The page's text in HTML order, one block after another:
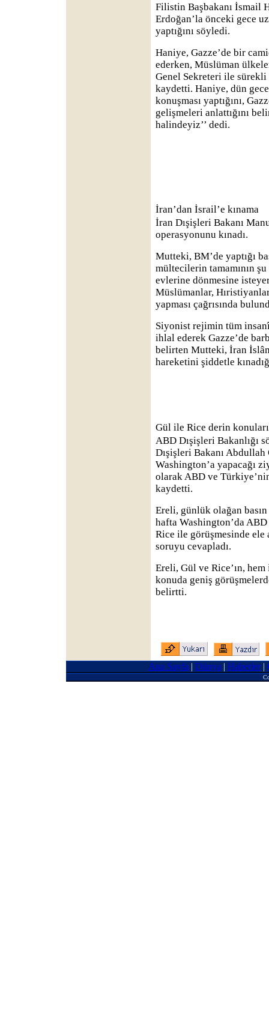
Filistin Başbakanı İsmail
Erdoğan’la önceki gece
yaptığını söyledi.
Haniye, Gazze’de bir
ederken, Müslüman
Genel Sekreteri ile
kaydetti. Haniye, dün
konuşması yaptığını,
gelişmeleri anlattığını
halindeyiz’’ dedi.
İran’dan İsrail’e kınama
İran Dışişleri Bakanı
operasyonunu kınadı.
Mutteki, BM’de yaptığı
mültecilerin tamamının
evlerine dönmesine
Müslümanlar,
yapması çağrısında
Siyonist rejimin tüm
ihlal ederek Gazze’de
belirten Mutteki, İran
hareketini şiddetle
Gül ile Rice derin
ABD Dışişleri Bakanlığı
Dışişleri Bakanı
Washington’a yapacağı
olarak ABD ve
kaydetti.
Ereli, günlük olağan
hafta Washington’da
Rice ile görüşmesinde
soruyu cevapladı.
Ereli, Gül ve Rice’ın,
konuda geniş
belirtti.
Ana Sayfa | Dünya | Haberler|